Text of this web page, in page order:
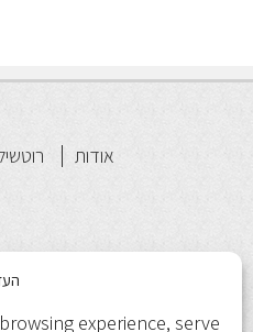
experience, serve
אודות